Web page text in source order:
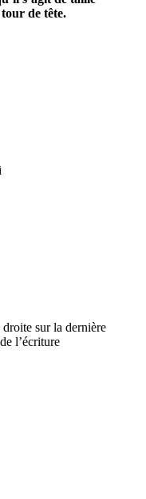
de tête.
sur la dernière
l’écriture